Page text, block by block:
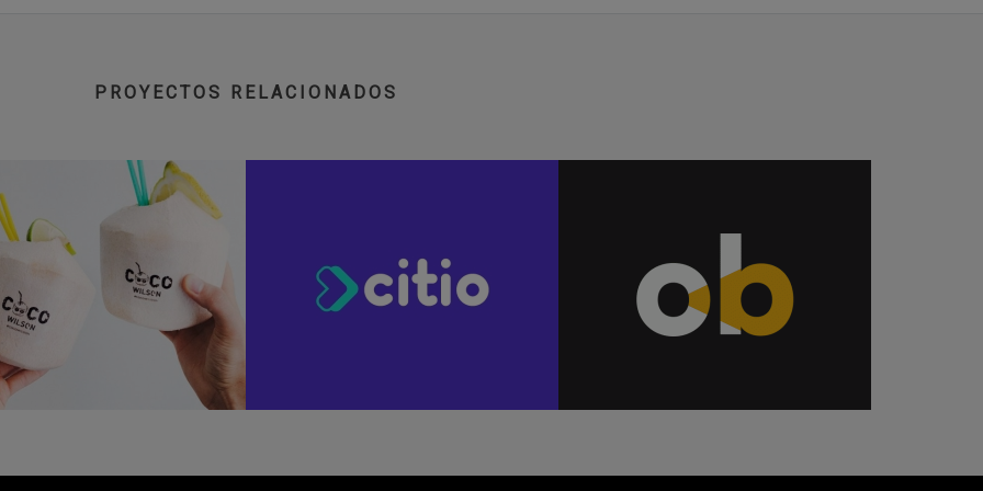
PROYECTOS RELACIONADOS